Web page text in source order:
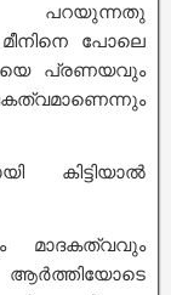
പറയുന്നതു
പോലെ
പ്രണയവും
കിട്ടിയാൽ
മാദകത്വവും
ആർത്തിയോടെ